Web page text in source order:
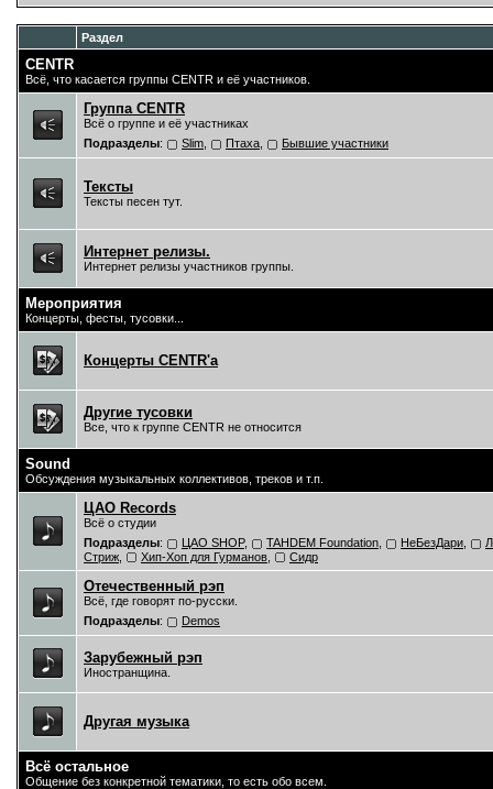
Раздел
CENTR
Всё, что касается группы CENTR и её участников.
Группа CENTR
Всё о группе и её участниках
Подразделы: Slim Птаха Бывшие участники
Тексты
Тексты песен тут.
Интернет релизы.
Интернет релизы участников группы.
Мероприятия
Концерты, фесты, тусовки...
Концерты CENTR'a
Другие тусовки
Все, что к группе CENTR не относится
Sound
Обсуждения музыкальных коллективов, треков и т.п.
ЦAO Records
Всё о студии
Подразделы: ЦАО SHOP, TAHDEM Foundation НеБезДари
Стриж
Хип-Хоп для Гурманов Сидр
Отечественный рэп
Всё, где говорят по-русски.
Подразделы: Demos
Зарубежный рэп
Иностранщина.
Другая музыка
Всё остальное
Общение без конкретной тематики, то есть обо всем.